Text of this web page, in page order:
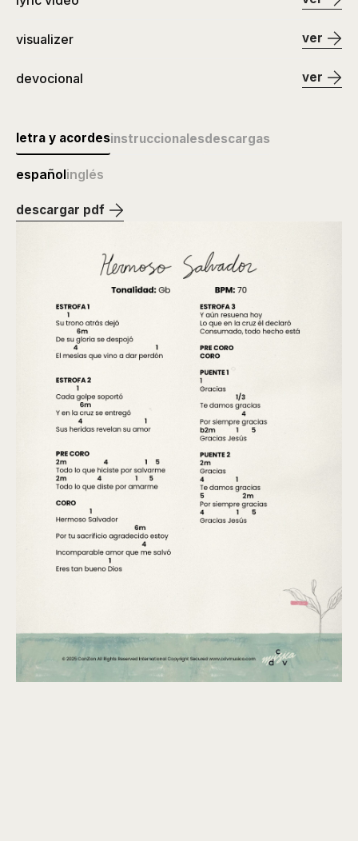
visualizer ver
devocional ver
letra y acordesinstruccionalesdescargas
españolinglés
descargar pdf